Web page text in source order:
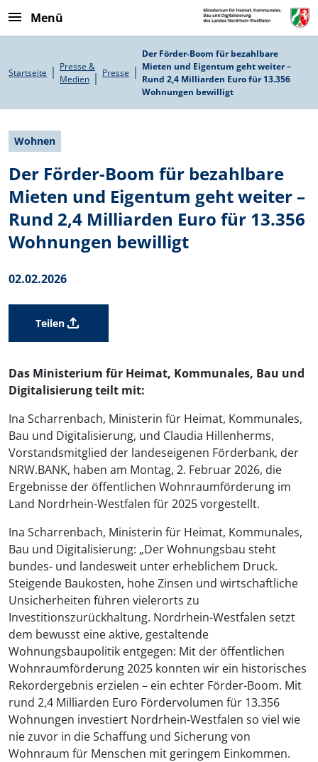
Menü
Pfadnavigation
Startseite
Presse &
Medien
Presse
Der Förder-Boom für bezahlbare
Mieten und Eigentum geht weiter –
Rund 2,4 Milliarden Euro für 13.356
Wohnungen bewilligt
Wohnen
Der Förder-Boom für bezahlbare
Mieten und Eigentum geht weiter –
Rund 2,4 Milliarden Euro für 13.356
Wohnungen bewilligt
02.02.2026
Teilen
Das Ministerium für Heimat, Kommunales, Bau und
Digitalisierung teilt mit:
Ina Scharrenbach, Ministerin für Heimat, Kommunales,
Bau und Digitalisierung, und Claudia Hillenherms,
Vorstandsmitglied der landeseigenen Förderbank, der
NRW.BANK, haben am Montag, 2. Februar 2026, die
Ergebnisse der öffentlichen Wohnraumförderung im
Land Nordrhein-Westfalen für 2025 vorgestellt.
Ina Scharrenbach, Ministerin für Heimat, Kommunales,
Bau und Digitalisierung: „Der Wohnungsbau steht
bundes- und landesweit unter erheblichem Druck.
Steigende Baukosten, hohe Zinsen und wirtschaftliche
Unsicherheiten führen vielerorts zu
Investitionszurückhaltung. Nordrhein-Westfalen setzt
dem bewusst eine aktive, gestaltende
Wohnungsbaupolitik entgegen: Mit der öffentlichen
Wohnraumförderung 2025 konnten wir ein historisches
Rekordergebnis erzielen – ein echter Förder-Boom. Mit
rund 2,4 Milliarden Euro Fördervolumen für 13.356
Wohnungen investiert Nordrhein-Westfalen so viel wie
nie zuvor in die Schaffung und Sicherung von
Wohnraum für Menschen mit geringem Einkommen.